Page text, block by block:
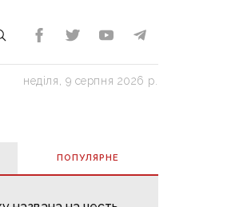
неділя, 9 серпня 2026 р.
ПОПУЛЯРНE